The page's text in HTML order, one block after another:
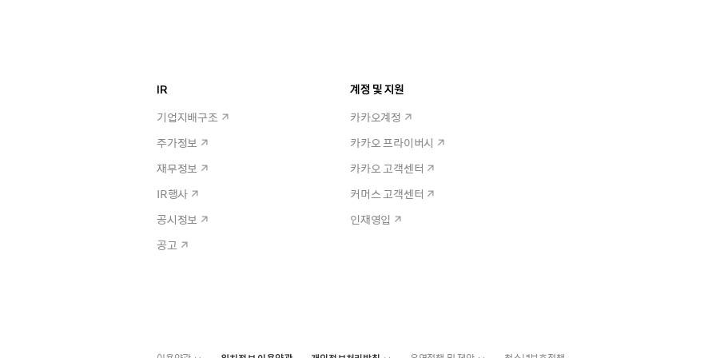
IR
기업지배구조
주가정보
재무정보
IR행사
공시정보
공고
계정 및 지원
카카오계정
카카오 프라이버시
카카오 고객센터
커머스 고객센터
인재영입